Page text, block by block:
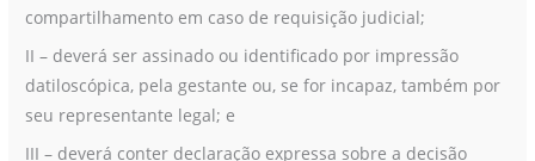
compartilhamento em caso de requisição judicial;
II – deverá ser assinado ou identificado por impressão
datiloscópica, pela gestante ou, se for incapaz, também por
seu representante legal; e
III – deverá conter declaração expressa sobre a decisão